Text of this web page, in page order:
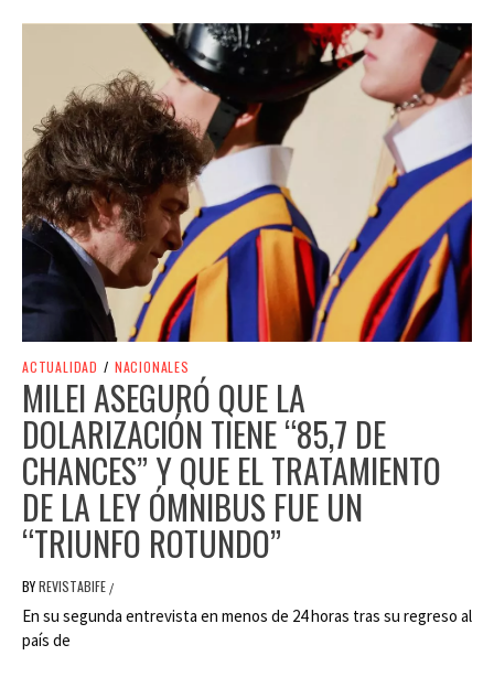
ACTUALIDAD / NACIONALES
MILEI ASEGURÓ QUE LA
DOLARIZACIÓN TIENE “85,7 DE
CHANCES” Y QUE EL TRATAMIENTO
DE LA LEY ÓMNIBUS FUE UN
“TRIUNFO ROTUNDO”
BYREVISTABIFE /
En su segunda entrevista en menos de 24 horas tras su regreso al
país de